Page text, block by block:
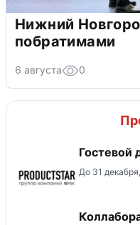
Нижний
побратимами
6 августа 0
Гостевой
До 31